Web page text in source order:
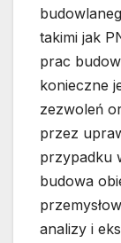
takimi jak
prac
konieczne
zezwoleń
przez
przypadku
budowa
analizy i